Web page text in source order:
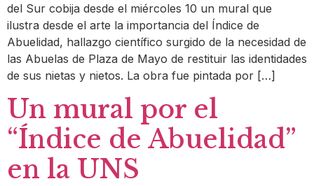
del Sur cobija desde el miércoles 10 un mural que
ilustra desde el arte la importancia del Índice de
Abuelidad, hallazgo científico surgido de la necesidad de
las Abuelas de Plaza de Mayo de restituir las identidades
de sus nietas y nietos. La obra fue pintada por […]
Un mural por el
“Índice de Abuelidad”
en la UNS